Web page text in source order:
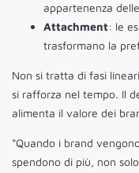
appartenenza
Attachment: le
trasformano la
Non si tratta di fasi
si rafforza nel tempo. Il
alimenta il valore dei
“Quando i brand
spendono di più, non